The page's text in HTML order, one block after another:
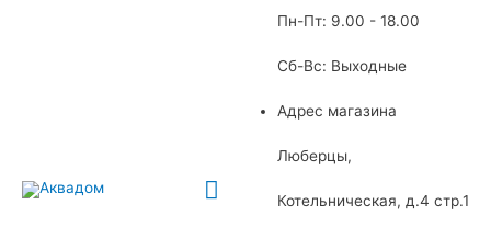
Главное
Пн-Пт: 9.00 - 18.00
Сб-Вс: Выходные
Адрес магазина
Люберцы,
Котельническая, д.4 стр.1